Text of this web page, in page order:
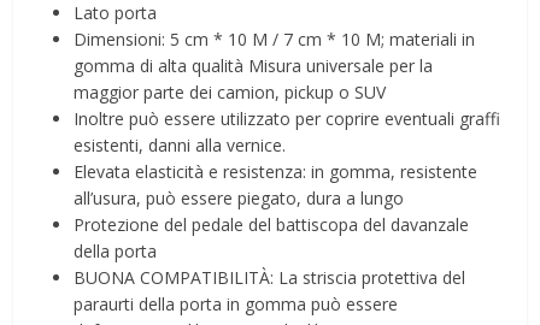
Lato porta
Dimensioni: 5 cm * 10 M / 7 cm * 10 M; materiali in
gomma di alta qualità Misura universale per la
maggior parte dei camion, pickup o SUV
Inoltre può essere utilizzato per coprire eventuali graffi
esistenti, danni alla vernice.
Elevata elasticità e resistenza: in gomma, resistente
all’usura, può essere piegato, dura a lungo
Protezione del pedale del battiscopa del davanzale
della porta
BUONA COMPATIBILITÀ: La striscia protettiva del
paraurti della porta in gomma può essere